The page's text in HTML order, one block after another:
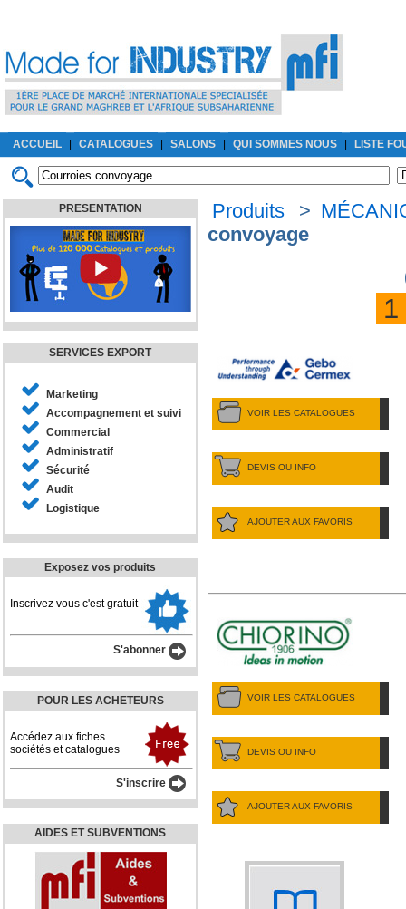
ACCUEIL CATALOGUES SALONS QUI SOMMES NOUS LISTE
PRESENTATION
SERVICES EXPORT
Marketing
Accompagnement et suivi
Commercial
Administratif
Sécurité
Audit
Logistique
Exposez vos produits
Inscrivez vous c'est gratuit
S'abonner
POUR LES ACHETEURS
Accédez aux fiches
sociétés et catalogues
S'inscrire
AIDES ET SUBVENTIONS
Produits >
convoyage
VOIR LES CATALOGUES
DEVIS OU INFO
AJOUTER AUX FAVORIS
VOIR LES CATALOGUES
DEVIS OU INFO
AJOUTER AUX FAVORIS